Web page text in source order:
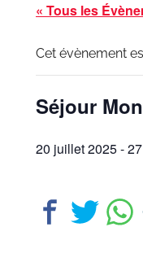
« Tous les
Cet évènement
Séjour
20 juillet 2025-